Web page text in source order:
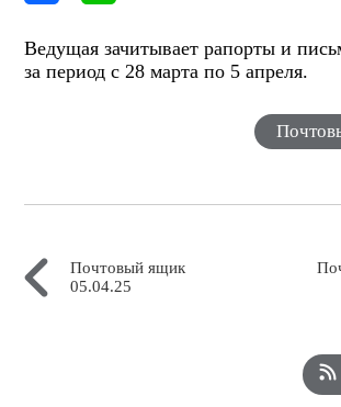
Ведущая зачитывает рапорты и
за период с 28 марта по 5 апреля.
Почтовый ящик
05.04.25